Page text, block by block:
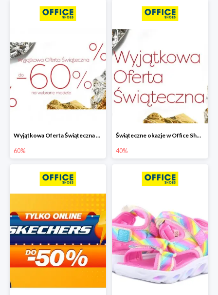
Wyjątkowa Oferta Świąteczna w Office Shoes - wybrane modele do -60%
60%
Świąteczne okazje w Office Shoes do -40%
40%